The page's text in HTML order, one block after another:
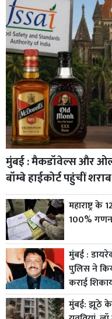
मुंबई : मैकडॉवेल्स और
बॉम्बे हाईकोर्ट पहुंचीं
महाराष्ट्र
100% गणना
मुंबई :
पुलिस ने
कराई
मुंबई: झूठे